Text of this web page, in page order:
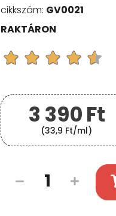
cikkszám: GV0021
RAKTÁRON
3 390Ft
(33,9 Ft/ml)